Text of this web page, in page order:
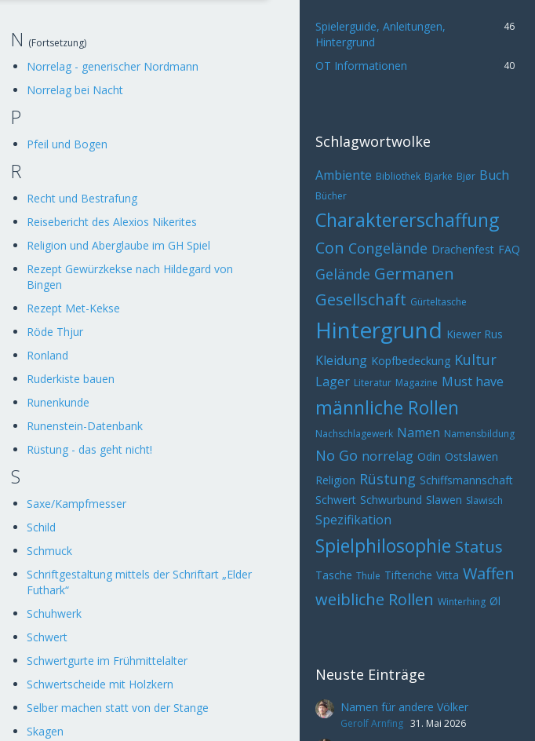
N (Fortsetzung)
Norrelag - generischer Nordmann
Norrelag bei Nacht
P
Pfeil und Bogen
R
Recht und Bestrafung
Reisebericht des Alexios Nikerites
Religion und Aberglaube im GH Spiel
Rezept Gewürzkekse nach Hildegard von
Bingen
Rezept Met-Kekse
Röde Thjur
Ronland
Ruderkiste bauen
Runenkunde
Runenstein-Datenbank
Rüstung - das geht nicht!
S
Saxe/Kampfmesser
Schild
Schmuck
Schriftgestaltung mittels der Schriftart „Elder
Futhark“
Schuhwerk
Schwert
Schwertgurte im Frühmittelalter
Schwertscheide mit Holzkern
Selber machen statt von der Stange
Skagen
Spielerguide, Anleitungen,
Hintergrund
46
OT Informationen 40
Schlagwortwolke
Ambiente Bibliothek Bjarke Bjør Buch
Bücher
Charaktererschaffung
Con Congelände Drachenfest FAQ
Gelände Germanen
Gesellschaft Gürteltasche
Hintergrund Kiewer Rus
Kleidung Kopfbedeckung Kultur
Lager Literatur Magazine Must have
männliche Rollen
Nachschlagewerk Namen Namensbildung
No Go norrelag Odin Ostslawen
Religion Rüstung Schiffsmannschaft
Schwert Schwurbund Slawen Slawisch
Spezifikation
Spielphilosophie Status
Tasche Thule Tifteriche Vitta Waffen
weibliche Rollen Winterhing Øl
Neuste Einträge
Namen für andere Völker
Gerolf Arnfing 31. Mai 2026